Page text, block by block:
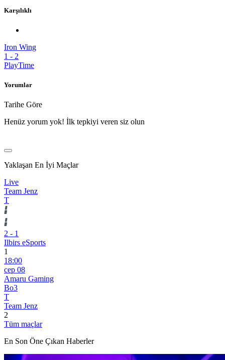
Karşılıklı
Iron Wing
1 - 2
PlayTime
Yorumlar
Tarihe Göre
Henüz yorum yok! İlk tepkiyi veren siz olun
Yaklaşan En İyi Maçlar
Live
Team Jenz
T
2 - 1
Ilbirs eSports
1
18:00
сер 08
Amaru Gaming
Bo3
T
Team Jenz
2
Tüm maçlar
En Son Öne Çıkan Haberler